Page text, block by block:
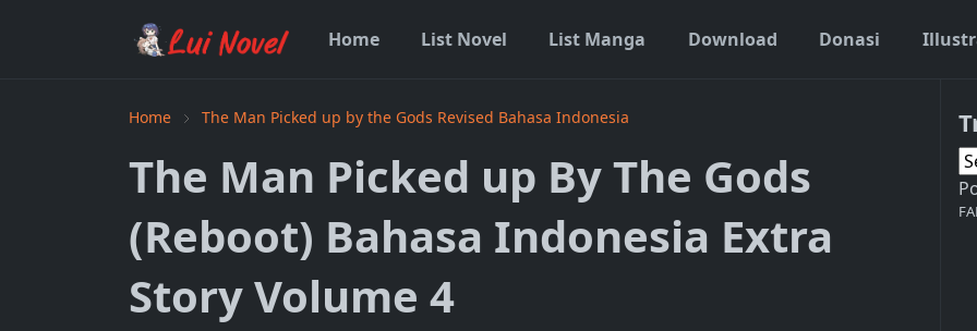
Home List Novel List Manga Download Donasi
Home The Man Picked up by the Gods Revised Bahasa Indonesia
The Man Picked up By The Gods
(Reboot) Bahasa Indonesia Extra
Story Volume 4